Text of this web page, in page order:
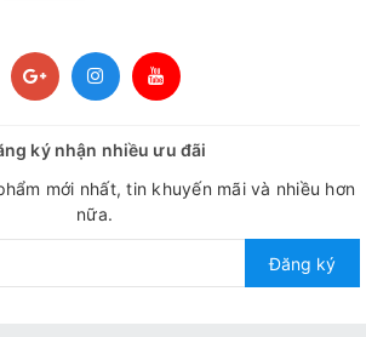
ký nhận nhiều ưu đãi
mới nhất, tin khuyến mãi và nhiều hơn
nữa.
Đăng ký